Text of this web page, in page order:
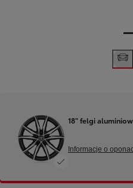
18" felgi
Informacje o